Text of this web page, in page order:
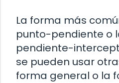
La forma más
punto-pendiente o
pendiente-
se pueden usar
forma general o la